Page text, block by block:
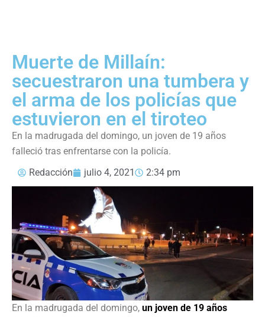
Muerte de Millaín:
secuestraron una tumbera y
el arma de los policías que
estuvieron en el tiroteo
En la madrugada del domingo, un joven de 19 años
falleció tras enfrentarse con la policía.
Redacción
julio 4, 2021 2:34 pm
En la madrugada del domingo, un joven de 19 años